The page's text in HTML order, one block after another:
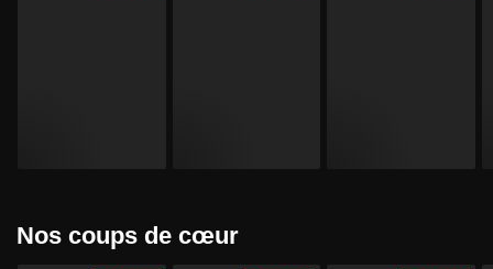
Nos coups de cœur